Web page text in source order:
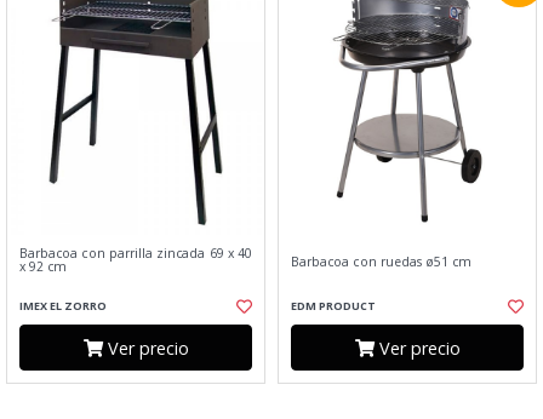
Barbacoa con parrilla zincada 69 x 40
x 92 cm
IMEX EL ZORRO
Ver precio
Barbacoa con ruedas ø51 cm
EDM PRODUCT
Ver precio